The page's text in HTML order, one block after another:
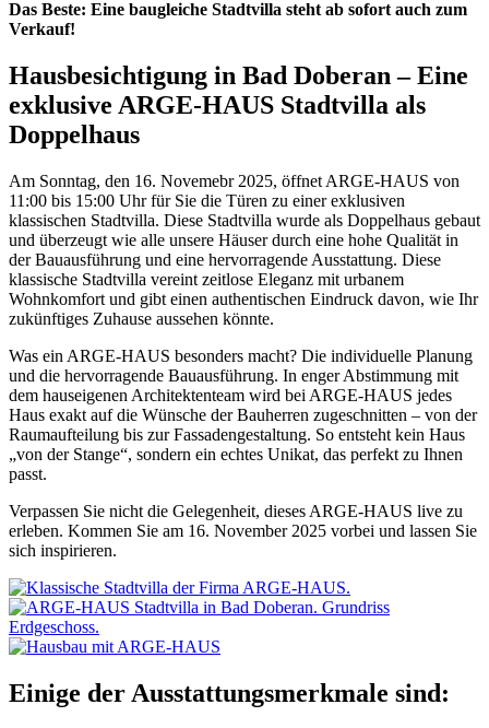
Das Beste: Eine baugleiche Stadtvilla steht ab sofort auch zum
Verkauf!
Hausbesichtigung in Bad Doberan – Eine
exklusive ARGE-HAUS Stadtvilla als
Doppelhaus
Am Sonntag, den 16. Novemebr 2025, öffnet ARGE-HAUS von
11:00 bis 15:00 Uhr für Sie die Türen zu einer exklusiven
klassischen Stadtvilla. Diese Stadtvilla wurde als Doppelhaus gebaut
und überzeugt wie alle unsere Häuser durch eine hohe Qualität in
der Bauausführung und eine hervorragende Ausstattung. Diese
klassische Stadtvilla vereint zeitlose Eleganz mit urbanem
Wohnkomfort und gibt einen authentischen Eindruck davon, wie Ihr
zukünftiges Zuhause aussehen könnte.
Was ein ARGE-HAUS besonders macht? Die individuelle Planung
und die hervorragende Bauausführung. In enger Abstimmung mit
dem hauseigenen Architektenteam wird bei ARGE-HAUS jedes
Haus exakt auf die Wünsche der Bauherren zugeschnitten – von der
Raumaufteilung bis zur Fassadengestaltung. So entsteht kein Haus
„von der Stange“, sondern ein echtes Unikat, das perfekt zu Ihnen
passt.
Verpassen Sie nicht die Gelegenheit, dieses ARGE-HAUS live zu
erleben. Kommen Sie am 16. November 2025 vorbei und lassen Sie
sich inspirieren.
Einige der Ausstattungsmerkmale sind: